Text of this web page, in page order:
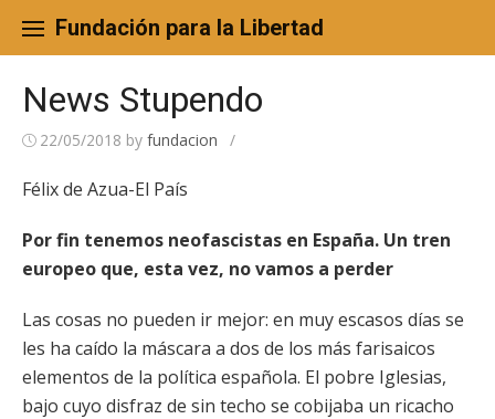
content
Fundación para la Libertad
News Stupendo
22/05/2018 by fundacion /
Félix de Azua-El País
Por fin tenemos neofascistas en España. Un tren
europeo que, esta vez, no vamos a perder
Las cosas no pueden ir mejor: en muy escasos días se
les ha caído la máscara a dos de los más farisaicos
elementos de la política española. El pobre Iglesias,
bajo cuyo disfraz de sin techo se cobijaba un ricacho